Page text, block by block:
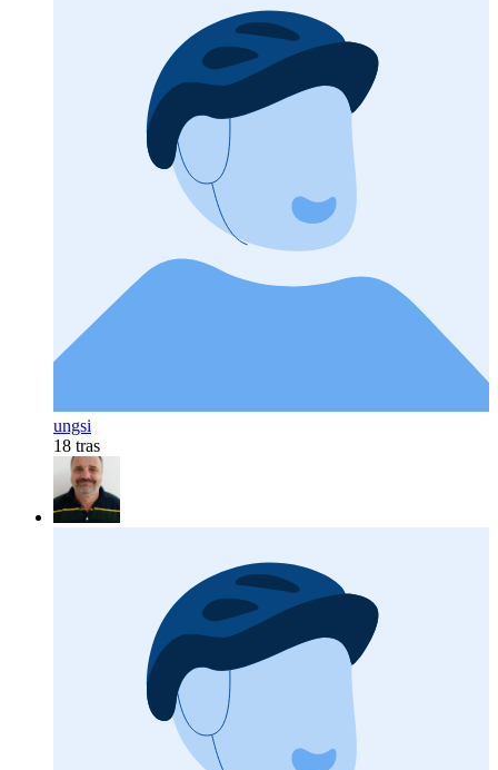
ungsi
18 tras